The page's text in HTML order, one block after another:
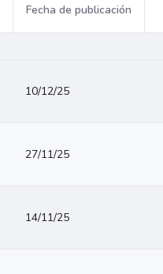
Fecha de publicación
10/12/25
27/11/25
14/11/25